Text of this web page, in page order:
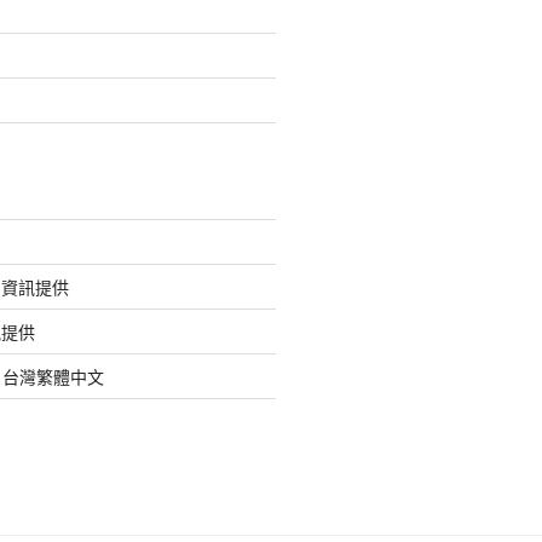
訊提供
供
灣繁體中文